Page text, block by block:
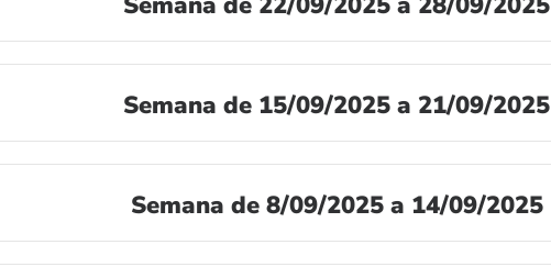
Semana de 15/09/2025 a 21/09/2025
Semana de 8/09/2025 a 14/09/2025